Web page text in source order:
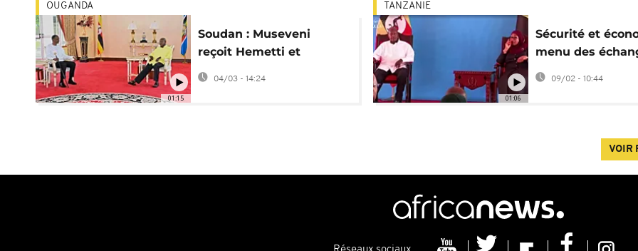
01:15
OUGANDA
Soudan : Museveni
reçoit Hemetti et
relance la médiation
africaine
04/03 - 14:24
01:06
TANZANIE
Sécurité et
menu des
entre Museveni et
Samia Suhulu
09/02 - 10:44
VOIR